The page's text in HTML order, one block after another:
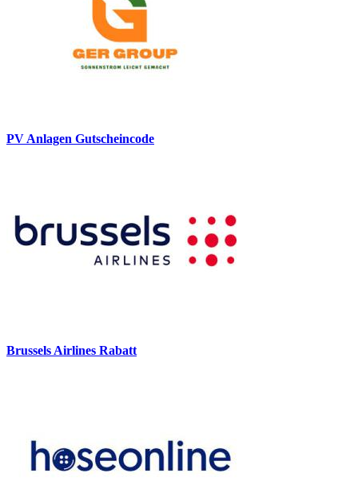
PV Anlagen Gutscheincode
Brussels Airlines Rabatt